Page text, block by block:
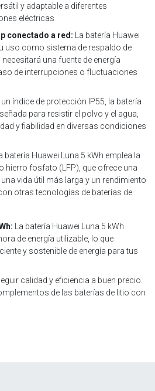
y adaptable a diferentes
eléctricas
conectado a red:
La batería Huawei
uso como sistema de respaldo de
una fuente de energía
de interrupciones o fluctuaciones
un índice de protección IP55, la batería
para resistir el polvo y el agua,
y fiabilidad en diversas condiciones
batería Huawei Luna 5 kWh emplea la
hierro fosfato (LFP), que ofrece una
vida útil más larga y un rendimiento
otras tecnologías de baterías de
La batería Huawei Luna 5 kWh
de energía utilizable, lo que
y sostenible de energía para tus
calidad y eficiencia a buen precio.
de las baterías de litio con